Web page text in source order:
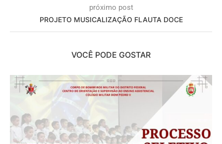
próximo post
PROJETO MUSICALIZAÇÃO FLAUTA DOCE
VOCÊ PODE GOSTAR